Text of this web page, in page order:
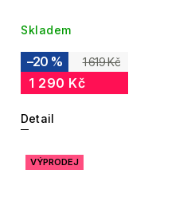
Skladem
1 619 Kč
–20 %
1 290 Kč
Detail
VÝPRODEJ